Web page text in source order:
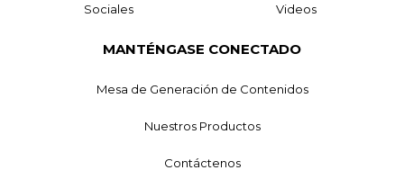
Sociales Videos
MANTÉNGASE CONECTADO
Mesa de Generación de Contenidos
Nuestros Productos
Contáctenos